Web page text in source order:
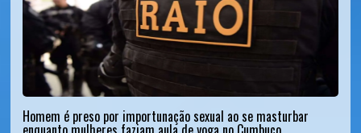
Homem é preso por importunação sexual ao se masturbar